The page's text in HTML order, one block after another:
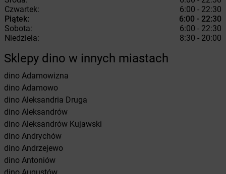
Czwartek:
6:00 - 22:30
Piątek:
6:00 - 22:30
Sobota:
6:00 - 22:30
Niedziela:
8:30 - 20:00
Sklepy dino w innych miastach
dino Adamowizna
dino Adamowo
dino Aleksandria Druga
dino Aleksandrów
dino Aleksandrów Kujawski
dino Andrychów
dino Andrzejewo
dino Antoniów